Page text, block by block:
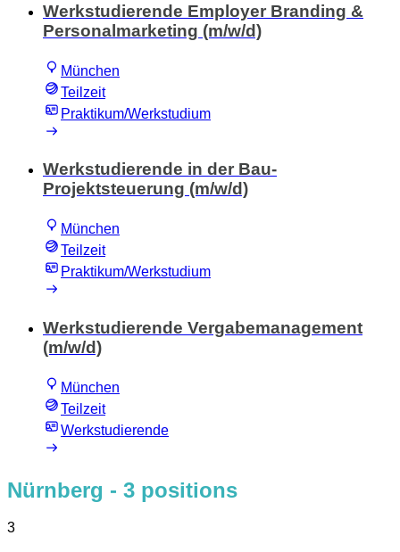
Werkstudierende Employer Branding &
Personalmarketing (m/w/d)
München
Teilzeit
Praktikum/Werkstudium
Werkstudierende in der Bau-
Projektsteuerung (m/w/d)
München
Teilzeit
Praktikum/Werkstudium
Werkstudierende Vergabemanagement
(m/w/d)
München
Teilzeit
Werkstudierende
Nürnberg - 3 positions
3